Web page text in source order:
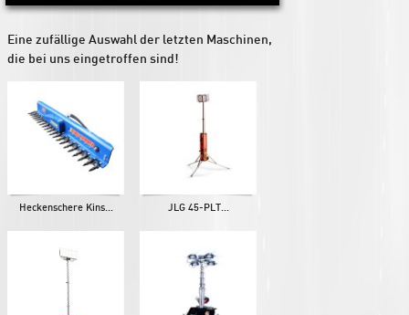
Eine zufällige Auswahl der letzten Maschinen,
die bei uns eingetroffen sind!
Heckenschere Kins... JLG 45-PLT...